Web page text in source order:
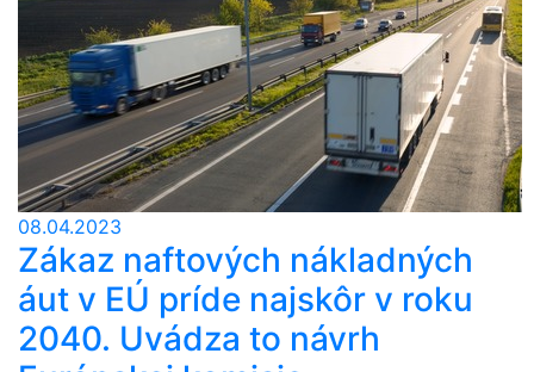
08.04.2023
Zákaz naftových nákladných
áut v EÚ príde najskôr v roku
2040. Uvádza to návrh